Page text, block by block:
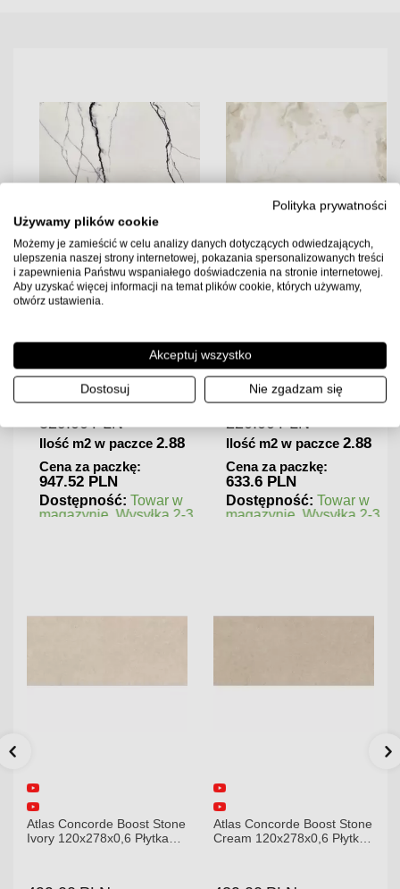
Florim B&W Marble Breach
120x120x0,6 Płytka
Gresowa Wysoki Połysk
329.00 PLN
Ilość m2 w paczce 2.88
Cena za paczkę:
947.52 PLN
Dostępność: Towar w
magazynie. Wysyłka 2-3
Florim Reves De Rex Perle
120x120x0,6 Płytka
Gresowa Matowa
220.00 PLN
Ilość m2 w paczce 2.88
Cena za paczkę:
633.6 PLN
Dostępność: Towar w
magazynie. Wysyłka 2-3
Atlas Concorde Boost Stone
Cream 120x278x0,6 Płytka
Atlas Concorde Brave
Gypsum 75x75 Płytka
Polityka prywatności
Używamy plików cookie
Możemy je zamieścić w celu analizy danych dotyczących odwiedzających,
ulepszenia naszej strony internetowej, pokazania spersonalizowanych treści
i zapewnienia Państwu wspaniałego doświadczenia na stronie internetowej.
Aby uzyskać więcej informacji na temat plików cookie, których używamy,
otwórz ustawienia.
Akceptuj wszystko
Dostosuj Nie zgadzam się